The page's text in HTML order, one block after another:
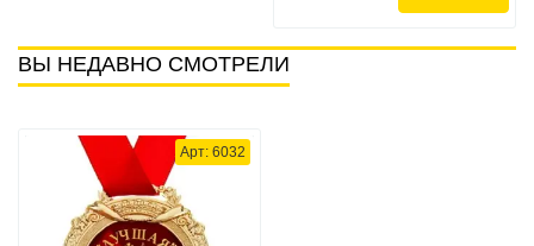
ВЫ НЕДАВНО СМОТРЕЛИ
Арт: 6032